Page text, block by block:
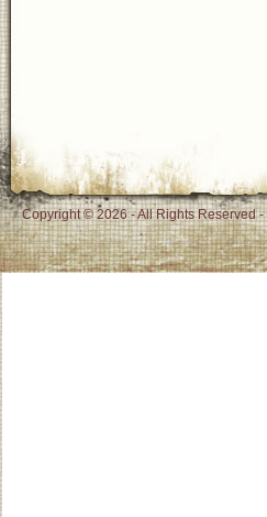
Copyright © 2026 - All Rights Reserved -